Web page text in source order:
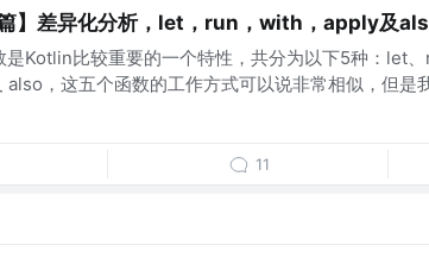
】差异化分析，let，run，with，apply及
是Kotlin比较重要的一个特性，共分为以下5种：let、
also，这五个函数的工作方式可以说非常相似，但是
11